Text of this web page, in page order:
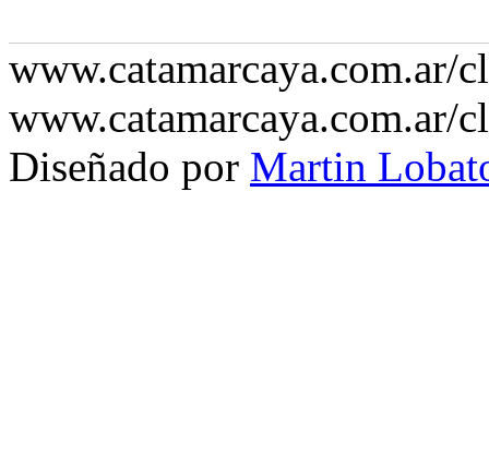
www.catamarcaya.com.ar/
www.catamarcaya.com.ar/
Diseñado por Martin